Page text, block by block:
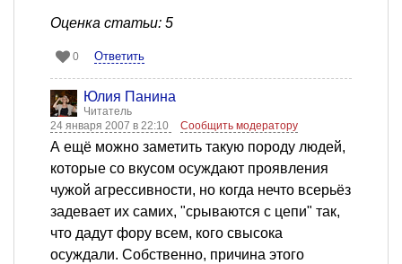
Оценка статьи: 5
0 Ответить
Юлия Панина
Читатель
24 января 2007 в 22:10
Сообщить модератору
А ещё можно заметить такую породу людей,
которые со вкусом осуждают проявления
чужой агрессивности, но когда нечто всерьёз
задевает их самих, "срываются с цепи" так,
что дадут фору всем, кого свысока
осуждали. Собственно, причина этого